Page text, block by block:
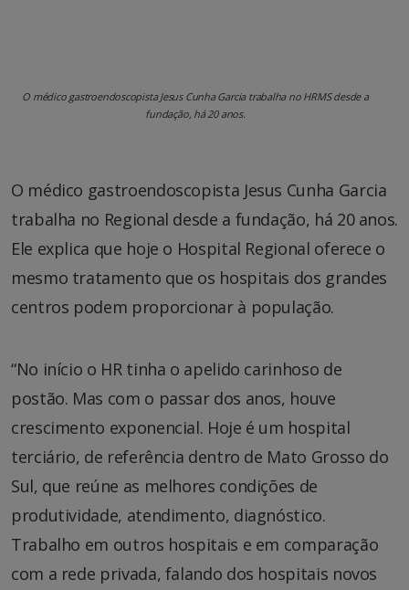
O médico gastroendoscopista Jesus Cunha Garcia trabalha no HRMS desde a
fundação, há 20 anos.
O médico gastroendoscopista Jesus Cunha Garcia
trabalha no Regional desde a fundação, há 20 anos.
Ele explica que hoje o Hospital Regional oferece o
mesmo tratamento que os hospitais dos grandes
centros podem proporcionar à população.
“No início o HR tinha o apelido carinhoso de
postão. Mas com o passar dos anos, houve
crescimento exponencial. Hoje é um hospital
terciário, de referência dentro de Mato Grosso do
Sul, que reúne as melhores condições de
produtividade, atendimento, diagnóstico.
Trabalho em outros hospitais e em comparação
com a rede privada, falando dos hospitais novos